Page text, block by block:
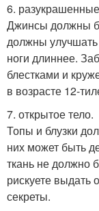
6.
Джинсы должны
должны улучшать
ноги длиннее.
блестками и
в возрасте 12-
7. открытое тело.
Топы и блузки
них может быть
ткань не должно
рискуете
секреты.